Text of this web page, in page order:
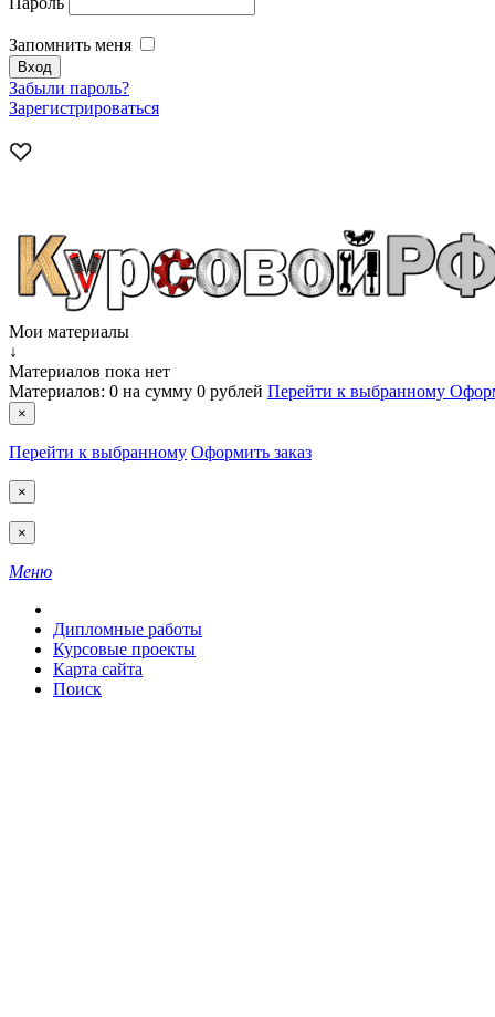
Запомнить меня
Забыли пароль?
Зарегистрироваться
Мои материалы
↓
Материалов пока нет
Материалов: 0 на сумму 0 рублей Перейти к выбранному
×
Перейти к выбранному Оформить заказ
×
×
Меню
Дипломные работы
Курсовые проекты
Карта сайта
Поиск